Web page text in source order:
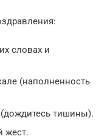
словах и
(наполненность
тишины).
жест.